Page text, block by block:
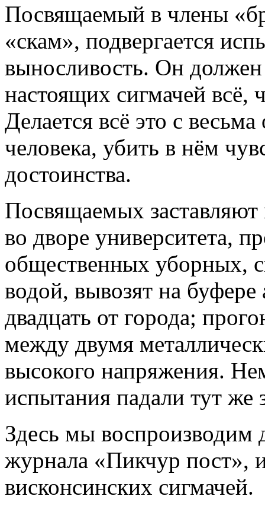
Посвящаемый в члены
«скам», подвергается
выносливость. Он должен
настоящих сигмачей всё,
Делается всё это с
человека, убить в нём
достоинства.
Посвящаемых
во дворе университета,
общественных уборных,
водой, вывозят на
двадцать от города;
между двумя
высокого напряжения.
испытания падали тут же
Здесь мы воспроизводим
журнала «Пикчур
висконсинских сигмачей.